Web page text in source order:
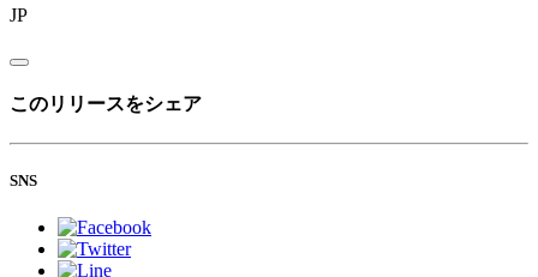
JP
このリリースをシェア
SNS